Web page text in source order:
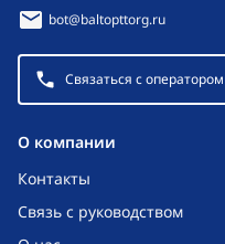
O компании
Контакты
Связь с руководством
bot@baltopttorg.ru
Связаться с оператором